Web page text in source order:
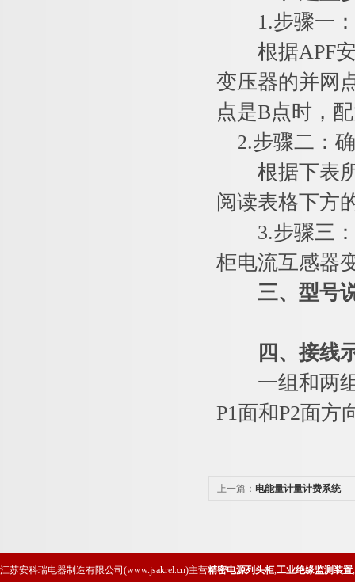
1.步骤一：
根据APF安
变压器的并网
点是B点时，
2.步骤二：
根据下表所
阅读表格下方
3.步骤三：
柜电流互感器
三、型号
四、接线
一组和两组
P1面和P2面方
上一篇： 电能量计量计费系统
江苏安科瑞电器制造有限公司(www.jsakrel.cn)主营精密电源列头柜,工业绝缘监测装置,